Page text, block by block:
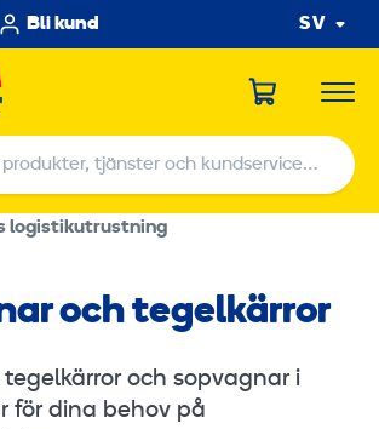
Bli kund SV
tjänster och kundservicecenter
tjänster och kundservicecenter
logistikutrustning
och tegelkärror
och sopvagnar i
för dina behov på